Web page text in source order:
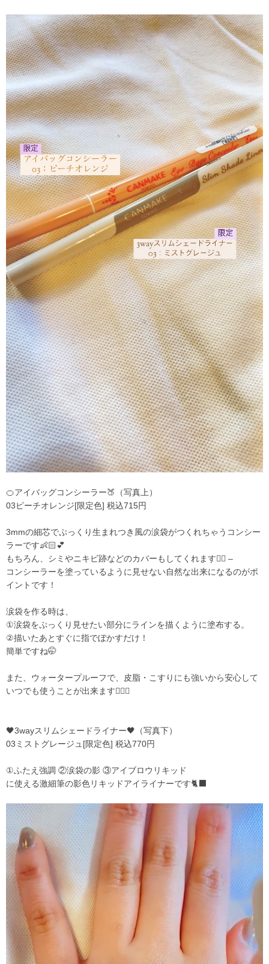
🍊アイバッグコンシーラー🍑（写真上）
03ピーチオレンジ[限定色] 税込715円
3mmの細芯でぷっくり生まれつき風の涙袋がつくれちゃうコンシー
ラーです👶🏻💕
もちろん、シミやニキビ跡などのカバーもしてくれます👍🏻 –
コンシーラーを塗っているように見せない自然な出来になるのがポ
イントです！
涙袋を作る時は、
①涙袋をぷっくり見せたい部分にラインを描くように塗布する。
②描いたあとすぐに指でぼかすだけ！
簡単ですね🤭
また、ウォータープルーフで、皮脂・こすりにも強いから安心して
いつでも使うことが出来ます🙆🏻‍♀️
🖤3wayスリムシェードライナー🖤（写真下）
03ミストグレージュ[限定色] 税込770円
①ふたえ強調 ②涙袋の影 ③アイブロウリキッド
に使える激細筆の影色リキッドアイライナーです🐈‍⬛